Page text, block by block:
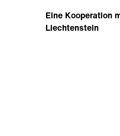
Eine Kooperation
Liechtenstein